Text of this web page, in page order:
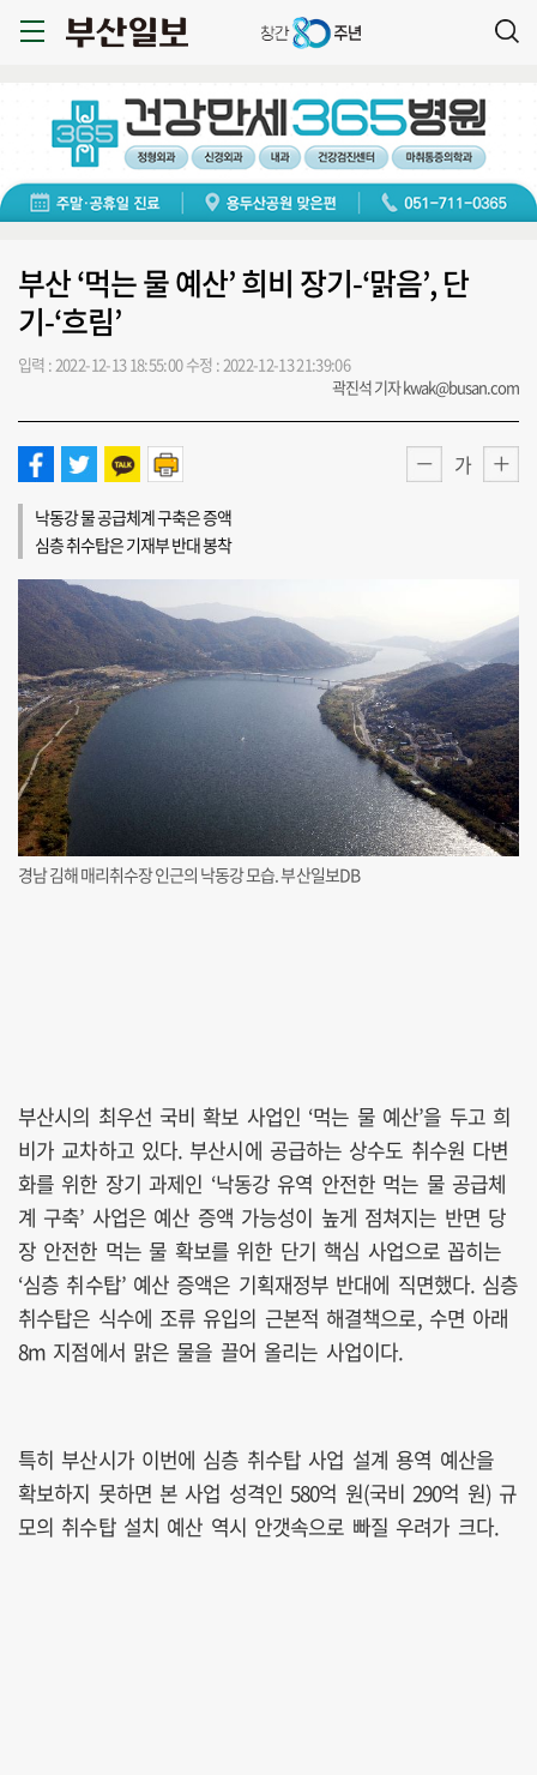
부산 ‘먹는 물 예산’ 희비 장기-‘맑음’, 단
기-‘흐림’
입력 : 2022-12-13 18:55:00수정 : 2022-12-13 21:39:06
곽진석 기자 kwak@busan.com
가
낙동강 물 공급체계 구축은 증액
심층 취수탑은 기재부 반대 봉착
경남 김해 매리취수장 인근의 낙동강 모습. 부산일보DB
부산시의 최우선 국비 확보 사업인 ‘먹는 물 예산’을 두고 희
비가 교차하고 있다. 부산시에 공급하는 상수도 취수원 다변
화를 위한 장기 과제인 ‘낙동강 유역 안전한 먹는 물 공급체
계 구축’ 사업은 예산 증액 가능성이 높게 점쳐지는 반면 당
장 안전한 먹는 물 확보를 위한 단기 핵심 사업으로 꼽히는
‘심층 취수탑’ 예산 증액은 기획재정부 반대에 직면했다. 심층
취수탑은 식수에 조류 유입의 근본적 해결책으로, 수면 아래
8m 지점에서 맑은 물을 끌어 올리는 사업이다.
특히 부산시가 이번에 심층 취수탑 사업 설계 용역 예산을
확보하지 못하면 본 사업 성격인 580억 원(국비 290억 원) 규
모의 취수탑 설치 예산 역시 안갯속으로 빠질 우려가 크다.